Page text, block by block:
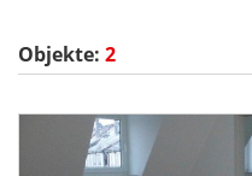
Objekte: 2